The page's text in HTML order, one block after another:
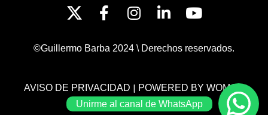
©Guillermo Barba 2024 \ Derechos reservados.
AVISO DE PRIVACIDAD | POWERED BY WOMGP
Unirme al canal de WhatsApp